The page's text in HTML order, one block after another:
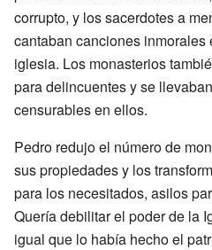
corrupto, y los sacerdotes a
cantaban canciones inmorales
iglesia. Los monasterios
para delincuentes y se
censurables en ellos.
Pedro redujo el número de
sus propiedades y los
para los necesitados, asilos
Quería debilitar el poder de la
igual que lo había hecho el